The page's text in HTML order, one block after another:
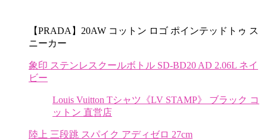
【PRADA】20AW コットン ロゴ ポインテッドトゥ ス
ニーカー
象印 ステンレスクールボトル SD-BD20 AD 2.06L ネイ
ビー
Louis Vuitton Tシャツ《LV STAMP》 ブラック コ
ットン 直営店
陸上 三段跳 スパイク アディゼロ 27cm